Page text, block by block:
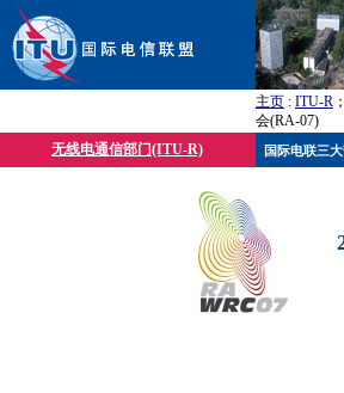
主页 : ITU-R
会(RA-07)
无线电通信部门(ITU-R)
国际电联三大